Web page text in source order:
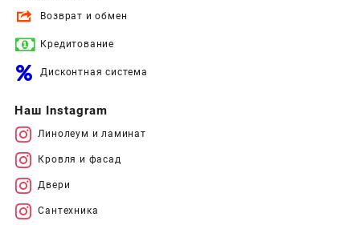
Возврат и обмен
Кредитование
Дисконтная система
Наш Instagram
Линолеум и ламинат
Кровля и фасад
Двери
Сантехника